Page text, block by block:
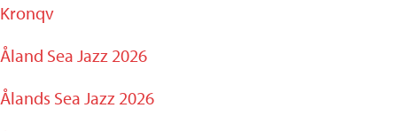
Kronqv
Åland Sea Jazz 2026
Ålands Sea Jazz 2026